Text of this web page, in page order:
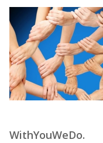
WithYouWeDo.